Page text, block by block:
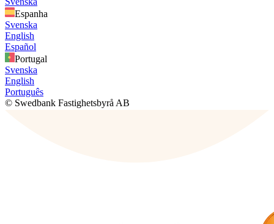
Espanha
Svenska
English
Español
Portugal
Svenska
English
Português
© Swedbank Fastighetsbyrå AB